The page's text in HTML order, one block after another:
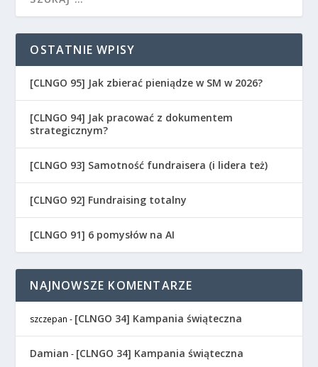
OSTATNIE WPISY
[CLNGO 95] Jak zbierać pieniądze w SM w 2026?
[CLNGO 94] Jak pracować z dokumentem
strategicznym?
[CLNGO 93] Samotność fundraisera (i lidera też)
[CLNGO 92] Fundraising totalny
[CLNGO 91] 6 pomysłów na AI
NAJNOWSZE KOMENTARZE
szczepan - [CLNGO 34] Kampania świąteczna
Damian - [CLNGO 34] Kampania świąteczna